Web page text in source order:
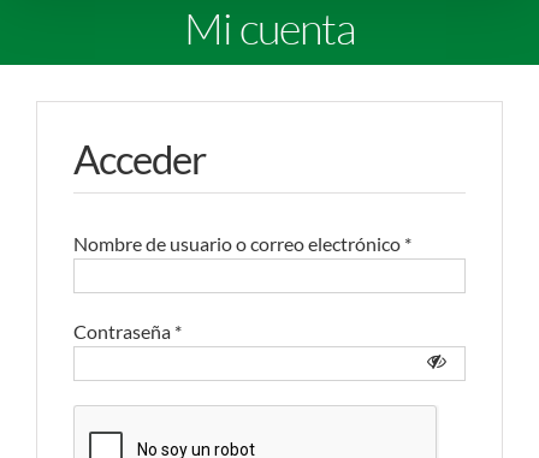
Mi cuenta
Acceder
Nombre de usuario o correo electrónico *
Contraseña *